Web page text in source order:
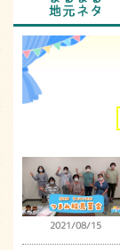
2021/08/15